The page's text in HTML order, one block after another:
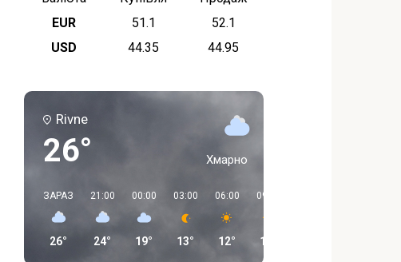
EUR
51.1
52.1
USD
44.35 44.95
Rivne
26° Хмарно
ЗАРАЗ
26°
21:00
24°
00:00
19°
03:00
13°
06:00
12°
09:00
19°